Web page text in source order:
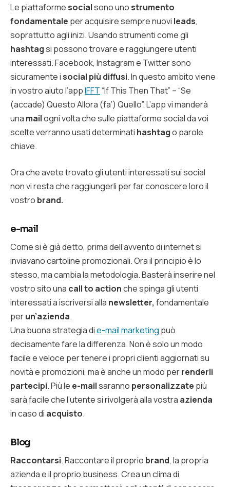
Le piattaformesocialsono unostrumento
fondamentale per acquisire sempre nuovi leads,
soprattutto agli inizi. Usando strumenti come gli
hashtagsi possono trovare e raggiungere utenti
interessati. Facebook, Instagram e Twitter sono
sicuramente isocial più diffusi. In questo ambito viene
in vostro aiuto l’appIFFT“If This Then That” – “Se
(accade) Questo Allora (fa’) Quello”. L’app vi manderà
una mailogni volta che sulle piattaforme social da voi
scelte verranno usati determinati hashtago parole
chiave.
Ora che avete trovato gli utenti interessati sui social
non vi resta che raggiungerli per far conoscere loro il
vostro brand.
e-mail
Come si è già detto, prima dell’avvento di internet si
inviavano cartoline promozionali. Ora il principio è lo
stesso, ma cambia la metodologia. Basterà inserire nel
vostro sito una call to actionche spinga gli utenti
interessati a iscriversi alla newsletter, fondamentale
perun’azienda.
Una buona strategia die-mail marketing può
decisamente fare la differenza. Non è solo un modo
facile e veloce per tenere i propri clienti aggiornati su
novità e promozioni, ma è anche un modo perrenderli
partecipi. Più le e-mailsaranno personalizzate più
sarà facile che l’utente si rivolgerà alla vostra azienda
in caso di acquisto.
Blog
Raccontarsi. Raccontare il proprio brand, la propria
azienda e il proprio business. Crea un clima di